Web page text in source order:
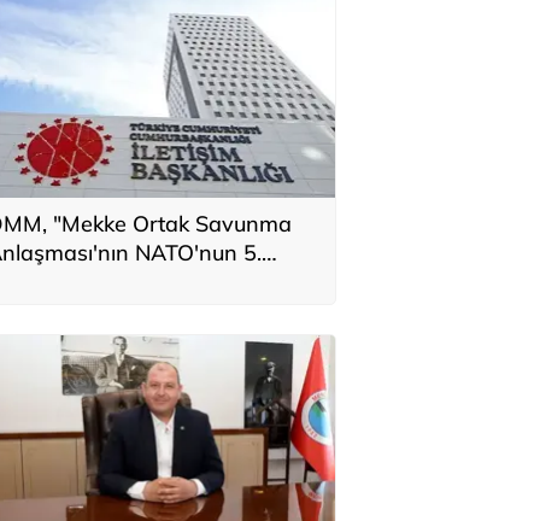
"Mekke Ortak Savunma
NATO'nun 5.